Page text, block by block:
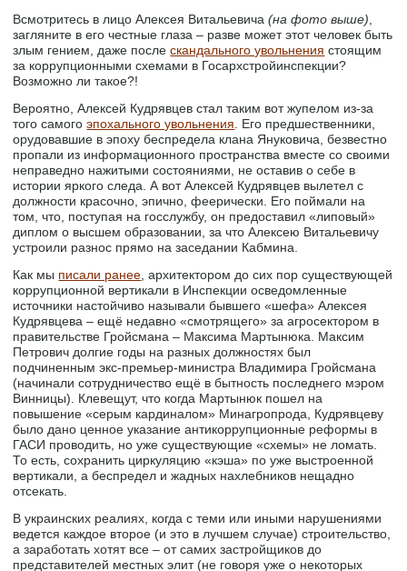
Всмотритесь в лицо Алексея Витальевича(на фото выше)
загляните в его честные глаза – разве может этот человек быть
злым гением, даже послескандального увольнения стоящим
за коррупционными схемами в Госархстройинспекции?
Возможно ли такое?!
Вероятно, Алексей Кудрявцев стал таким вот жупелом из-за
того самогоэпохального увольнения . Его предшественники,
орудовавшие в эпоху беспредела клана Януковича, безвестно
пропали из информационного пространства вместе со своими
неправедно нажитыми состояниями, не оставив о себе в
истории яркого следа. А вот Алексей Кудрявцев вылетел с
должности красочно, эпично, феерически. Его поймали на
том, что, поступая на госслужбу, он предоставил «липовый»
диплом о высшем образовании, за что Алексею Витальевичу
устроили разнос прямо на заседании Кабмина.
Как мы писали ранее , архитектором до сих пор существующей
коррупционной вертикали в Инспекции осведомленные
источники настойчиво называли бывшего «шефа» Алексея
Кудрявцева – ещё недавно «смотрящего» за агросектором в
правительстве Гройсмана – Максима Мартынюка. Максим
Петрович долгие годы на разных должностях был
подчиненным экс-премьер-министра Владимира Гройсмана
(начинали сотрудничество ещё в бытность последнего мэром
Винницы). Клевещут, что когда Мартынюк пошел на
повышение «серым кардиналом» Минагропрода, Кудрявцеву
было дано ценное указание антикоррупционные реформы в
ГАСИ проводить, но уже существующие «схемы» не ломать.
То есть, сохранить циркуляцию «кэша» по уже выстроенной
вертикали, а беспредел и жадных нахлебников нещадно
отсекать.
В украинских реалиях, когда с теми или иными нарушениями
ведется каждое второе (и это в лучшем случае) строительство,
а заработать хотят все – от самих застройщиков до
представителей местных элит (не говоря уже о некоторых